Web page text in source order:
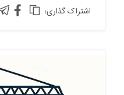
:اشتراک گذاری